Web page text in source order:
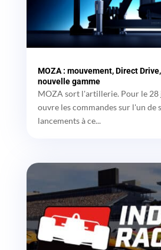
MOZA : mouvement, Direct
nouvelle gamme
MOZA sort l'artillerie. Pour le 28
ouvre les commandes sur l'un de
lancements à ce...